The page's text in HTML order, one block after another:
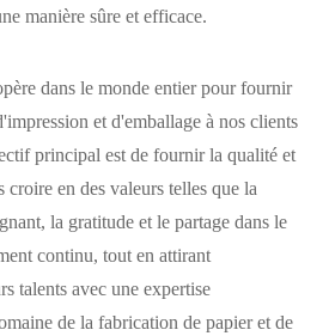
manière sûre et efficace.
dans le monde entier pour fournir
et d'emballage à nos clients
principal est de fournir la qualité et
croire en des valeurs telles que la
la gratitude et le partage dans le
continu, tout en attirant
talents avec une expertise
de la fabrication de papier et de